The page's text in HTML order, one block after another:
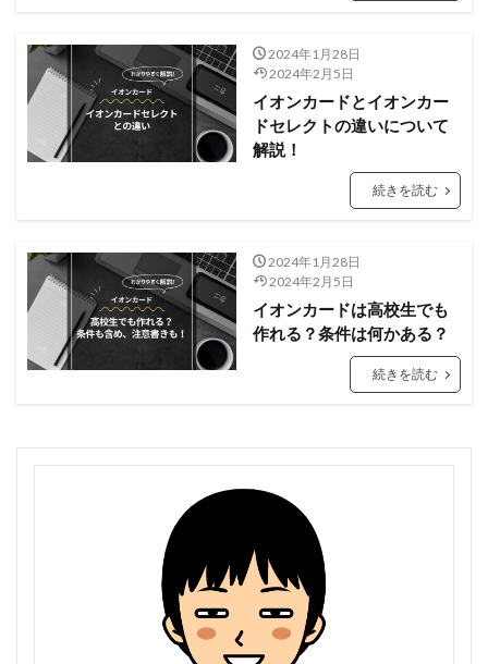
2024年1月28日
2024年2月5日
イオンカードとイオンカー
ドセレクトの違いについて
解説！
続きを読む
2024年1月28日
2024年2月5日
イオンカードは高校生でも
作れる？条件は何かある？
続きを読む